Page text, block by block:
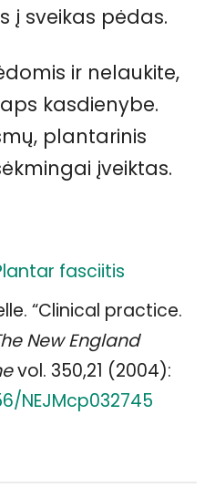
į sveikas pėdas.
ir nelaukite,
kasdienybe.
plantarinis
įveiktas.
fasciitis
“Clinical practice.
New England
vol. 350,21 (2004):
NEJMcp032745